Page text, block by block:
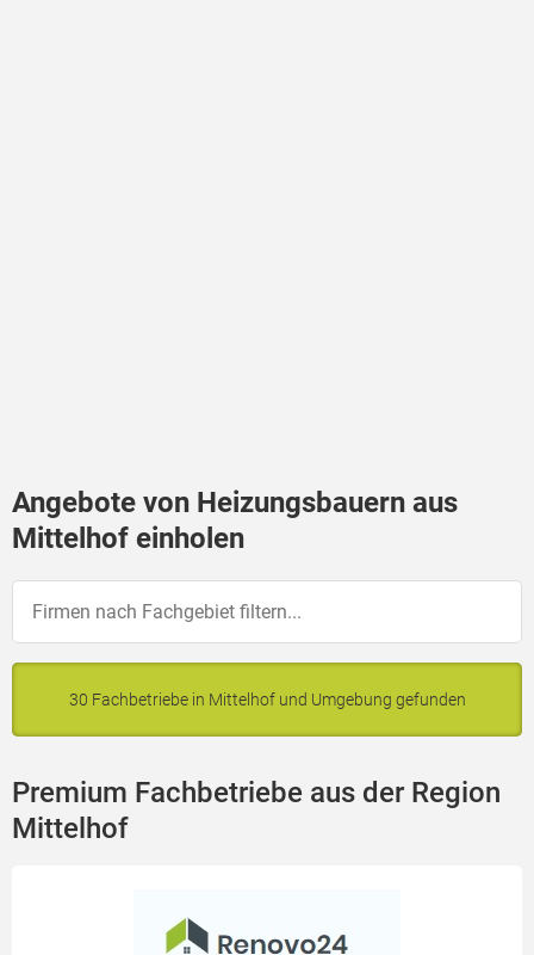
Angebote von Heizungsbauern aus
Mittelhof einholen
30 Fachbetriebe in Mittelhof und Umgebung gefunden
Premium Fachbetriebe aus der Region
Mittelhof